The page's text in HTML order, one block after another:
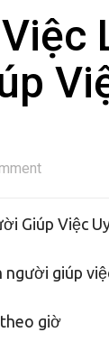
Giúp Việc
người giúp
theo giờ